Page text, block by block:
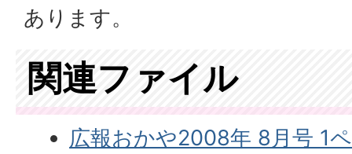
あります。
関連ファイル
広報おかや2008年 8月号 1